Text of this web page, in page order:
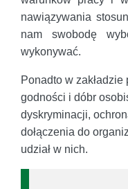
nawiązywania
nam swobodę
wykonywać.
Ponadto w
godności i dóbr
dyskryminacji,
dołączenia do
udział w nich.